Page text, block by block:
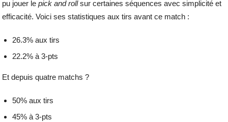
pu jouer lepick and rollsur certaines séquences avec simplicité et
efficacité. Voici ses statistiques aux tirs avant ce match :
26.3% aux tirs
22.2% à 3-pts
Et depuis quatre matchs ?
50% aux tirs
45% à 3-pts